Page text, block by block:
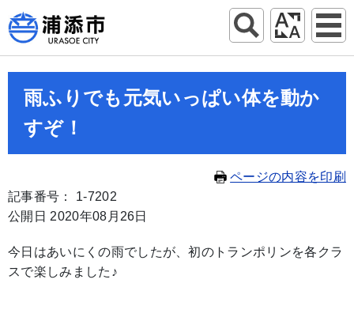
雨ふりでも元気いっぱい体を動か
すぞ！
ページの内容を印刷
記事番号： 1-7202
公開日 2020年08月26日
今日はあいにくの雨でしたが、初のトランポリンを各クラ
スで楽しみました♪